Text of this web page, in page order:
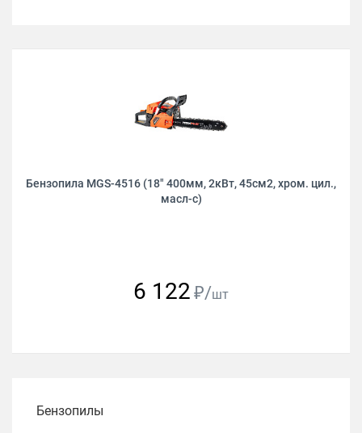
Бензопила MGS-4516 (18" 400мм, 2кВт, 45см2, хром. цил.,
масл-с)
6 122 ₽/шт
Бензопилы